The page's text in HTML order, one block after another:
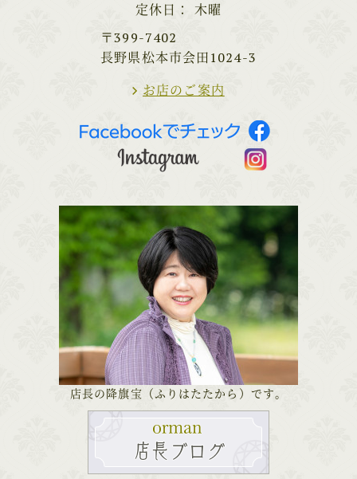
定休日
木曜
〒399-7402
長野県松本市会田1024-3
お店のご案内
店長の降旗宝（ふりはたたから）です。